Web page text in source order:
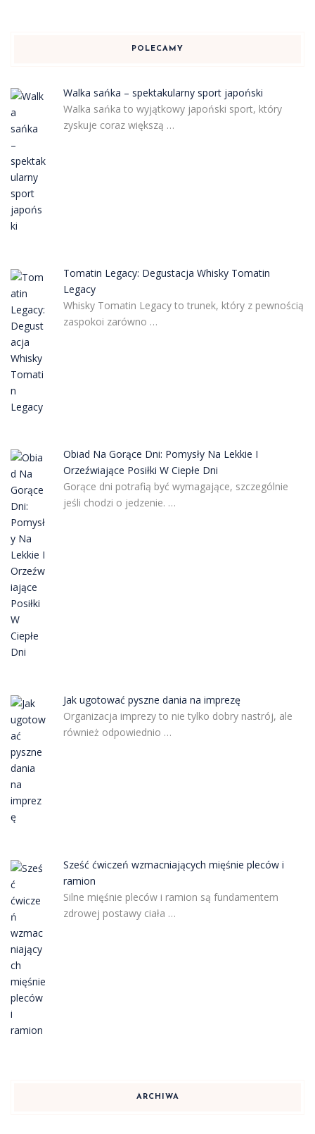
POLECAMY
Walka sańka – spektakularny sport japoński
Walka sańka to wyjątkowy japoński sport, który
zyskuje coraz większą …
Tomatin Legacy: Degustacja Whisky Tomatin
Legacy
Whisky Tomatin Legacy to trunek, który z pewnością
zaspokoi zarówno …
Obiad Na Gorące Dni: Pomysły Na Lekkie I
Orzeźwiające Posiłki W Ciepłe Dni
Gorące dni potrafią być wymagające, szczególnie
jeśli chodzi o jedzenie. …
Jak ugotować pyszne dania na imprezę
Organizacja imprezy to nie tylko dobry nastrój, ale
również odpowiednio …
Sześć ćwiczeń wzmacniających mięśnie pleców i
ramion
Silne mięśnie pleców i ramion są fundamentem
zdrowej postawy ciała …
ARCHIWA